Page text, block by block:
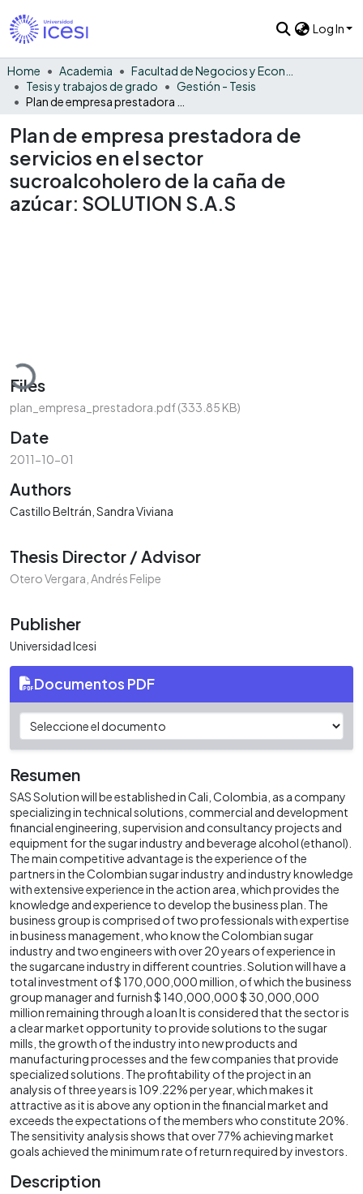
Log In
Home Academia
Tesis y trabajos de grado
Gestión - Tesis
Plan de empresa prestadora de
servicios en el sector
sucroalcoholero de la caña de
azúcar: SOLUTION S.A.S
Loading...
Files
plan_empresa_prestadora.pdf(333.85 KB)
Date
2011-10-01
Authors
Castillo Beltrán, Sandra Viviana
Thesis Director / Advisor
Otero Vergara, Andrés Felipe
Publisher
Universidad Icesi
Documentos PDF
Resumen
SAS Solution will be established in Cali, Colombia, as a company
specializing in technical solutions, commercial and development
financial engineering, supervision and consultancy projects and
equipment for the sugar industry and beverage alcohol (ethanol).
The main competitive advantage is the experience of the
partners in the Colombian sugar industry and industry knowledge
with extensive experience in the action area, which provides the
knowledge and experience to develop the business plan. The
business group is comprised of two professionals with expertise
in business management, who know the Colombian sugar
industry and two engineers with over 20 years of experience in
the sugarcane industry in different countries. Solution will have a
total investment of $ 170,000,000 million, of which the business
group manager and furnish $ 140,000,000 $ 30,000,000
million remaining through a loan It is considered that the sector is
a clear market opportunity to provide solutions to the sugar
mills, the growth of the industry into new products and
manufacturing processes and the few companies that provide
specialized solutions. The profitability of the project in an
analysis of three years is 109.22% per year, which makes it
attractive as it is above any option in the financial market and
exceeds the expectations of the members who constitute 20%.
The sensitivity analysis shows that over 77% achieving market
goals achieved the minimum rate of return required by investors.
Description